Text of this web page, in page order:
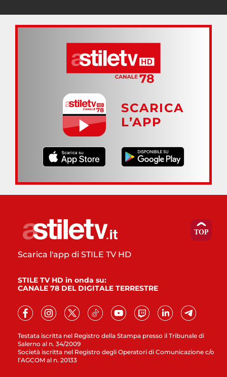
SCARICA
L’APP
Testata iscritta nel Registro della Stampa presso il Tribunale di
Salerno al n. 34/2009
Società iscritta nel Registro degli Operatori di Comunicazione c/o
l’AGCOM al n. 20133
Scarica l'app di STILE TV HD
STILE TV HD in onda su:
CANALE 78 DEL DIGITALE TERRESTRE